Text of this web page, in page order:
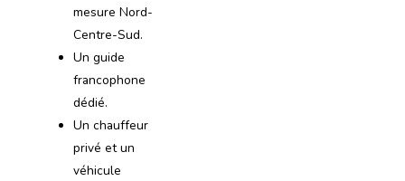
mesure Nord-
Centre-Sud.
Un guide
francophone
dédié.
Un chauffeur
privé et un
véhicule